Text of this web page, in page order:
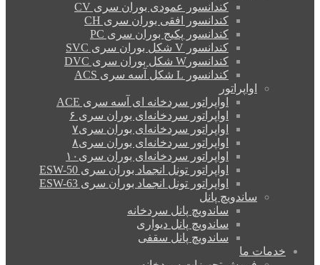
کندانسور عمودی بوران سری CV
کندانسور افقی بوران سری CH
کندانسور پکیج بوران سری PC
کندانسور V شکل بوران سری SVC
کندانسورW شکل بوران سری DVC
کندانسور L شکل آسه سری ACS
اواپراتور
اواپراتور سردخانه ای آسه سری ACE
اواپراتور سردخانه‌ای بوران سری ۶
اواپراتور سردخانه‌ای بوران سری۷
اواپراتور سردخانه‌ای بوران سری۸
اواپراتور سردخانه‌ای بوران سری۱۰
اواپراتور تونل انجماد بوران سری ESW-50
اواپراتور تونل انجماد بوران سری ESW-63
ساندویچ پانل
ساندویچ پانل سردخانه
ساندویچ پانل دیواری
ساندویچ پانل سقفی
خدمات ما